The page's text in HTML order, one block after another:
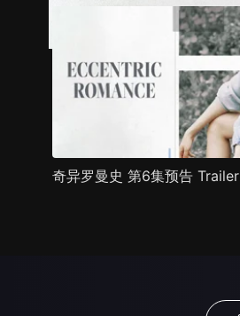
奇异罗曼史 第6集预告 Trailer